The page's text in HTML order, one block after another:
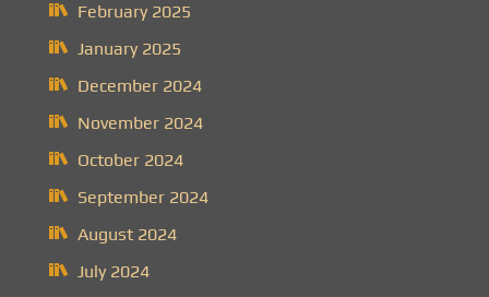
February 2025
January 2025
December 2024
November 2024
October 2024
September 2024
August 2024
July 2024